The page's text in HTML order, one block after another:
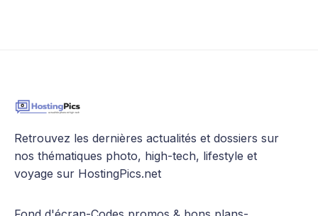
Retrouvez les dernières actualités et dossiers sur
nos thématiques photo, high-tech, lifestyle et
voyage sur HostingPics.net